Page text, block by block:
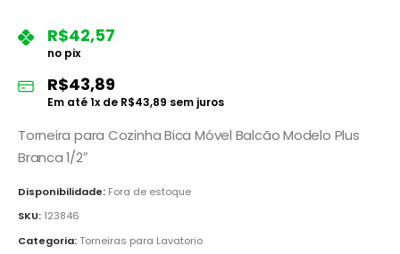
R$42,57
no pix
R$43,89
Em até1x de R$43,89 sem juros
Torneira para Cozinha Bica Móvel Balcão Modelo Plus
Branca 1/2″
Disponibilidade: Fora de estoque
SKU: 123846
Categoria:Torneiras para Lavatorio